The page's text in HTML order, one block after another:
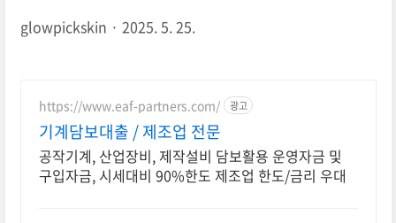
glowpickskin 2025. 5. 25.
https://www.eaf-partners.com/ 광고
기계담보대출 / 제조업 전문
공작기계, 산업장비, 제작설비 담보활용 운영자금 및
구입자금, 시세대비 90%한도 제조업 한도/금리 우대